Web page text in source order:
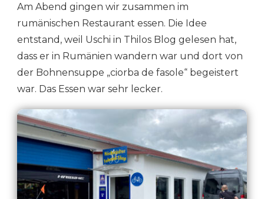
Am Abend gingen wir zusammen im
rumänischen Restaurant essen. Die Idee
entstand, weil Uschi in Thilos Blog gelesen hat,
dass er in Rumänien wandern war und dort von
der Bohnensuppe „ciorba de fasole“ begeistert
war. Das Essen war sehr lecker.